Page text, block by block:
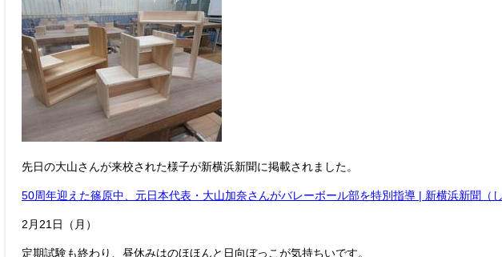
先日の大山さんが来校された様子が新横浜新聞に掲載されました。
50周年迎えた篠原中、元日本代表・大山加奈さんがバレーボール部を特別指導 | 新横浜新聞（
2月21日（月）
定期試験も終わり、昼休みはのほほんと日向ぼっこが気持ちいです。